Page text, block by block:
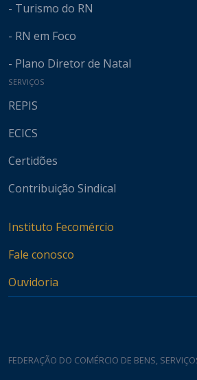
- Turismo do RN
- RN em Foco
- Plano Diretor de Natal
SERVIÇOS
REPIS
ECICS
Certidões
Contribuição Sindical
Instituto Fecomércio
Fale conosco
Ouvidoria
FEDERAÇÃO DO COMÉRCIO DE BENS,